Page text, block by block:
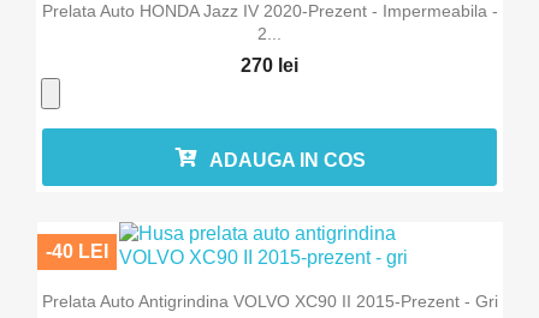
Prelata Auto HONDA Jazz IV 2020-Prezent - Impermeabila -
2...
270 lei
ADAUGA IN COS
Prelata Auto Antigrindina VOLVO XC90 II 2015-Prezent - Gri
-40 LEI